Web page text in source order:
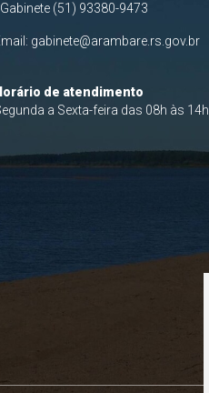
(51) 93380-9473
gabinete@arambare.rs.gov.br
de atendimento
a Sexta-feira das 08h às 14h